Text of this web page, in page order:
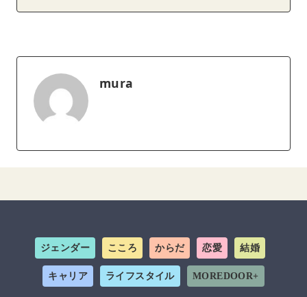
mura
ジェンダー こころ からだ 恋愛 結婚
キャリア ライフスタイル MOREDOOR+